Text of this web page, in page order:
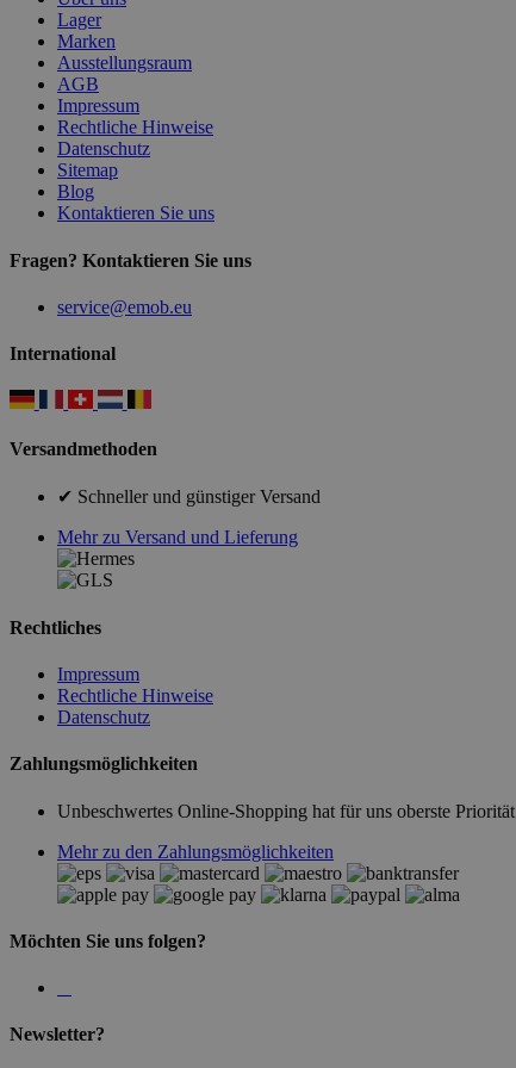
Lager
Marken
Ausstellungsraum
AGB
Impressum
Rechtliche Hinweise
Datenschutz
Sitemap
Blog
Kontaktieren Sie uns
Fragen? Kontaktieren Sie uns
service@emob.eu
International
Versandmethoden
✔ Schneller und günstiger Versand
Mehr zu Versand und Lieferung
Rechtliches
Impressum
Rechtliche Hinweise
Datenschutz
Zahlungsmöglichkeiten
Unbeschwertes Online-Shopping hat für uns oberste Priorität
Mehr zu den Zahlungsmöglichkeiten
Möchten Sie uns folgen?
Newsletter?